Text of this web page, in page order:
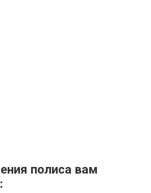
полиса вам